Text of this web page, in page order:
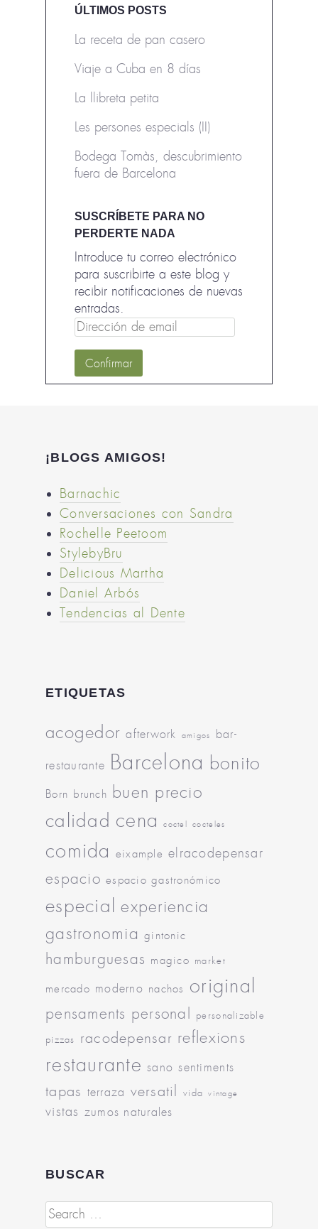
ÚLTIMOS POSTS
La receta de pan casero
Viaje a Cuba en 8 días
La llibreta petita
Les persones especials (II)
Bodega Tomàs, descubrimiento
fuera de Barcelona
SUSCRÍBETE PARA NO
PERDERTE NADA
Introduce tu correo electrónico
para suscribirte a este blog y
recibir notificaciones de nuevas
entradas.
Dirección
email
¡BLOGS AMIGOS!
Barnachic
Conversaciones con Sandra
Rochelle Peetoom
StylebyBru
Delicious Martha
Daniel Arbós
Tendencias al Dente
ETIQUETAS
acogedor afterwork amigos bar-
restaurante Barcelona bonito
Born brunch buen precio
calidad cena coctel cocteles
comida eixample elracodepensar
espacio espacio gastronómico
especial experiencia
gastronomia gintonic
hamburguesas magico market
mercado moderno nachos original
pensaments personal personalizable
pizzas racodepensar reflexions
restaurante sano sentiments
tapas terraza versatil vida vintage
vistas zumos naturales
BUSCAR
Search